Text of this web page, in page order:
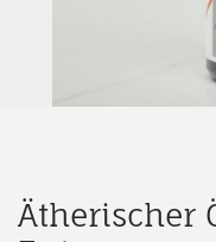
Ätherischer